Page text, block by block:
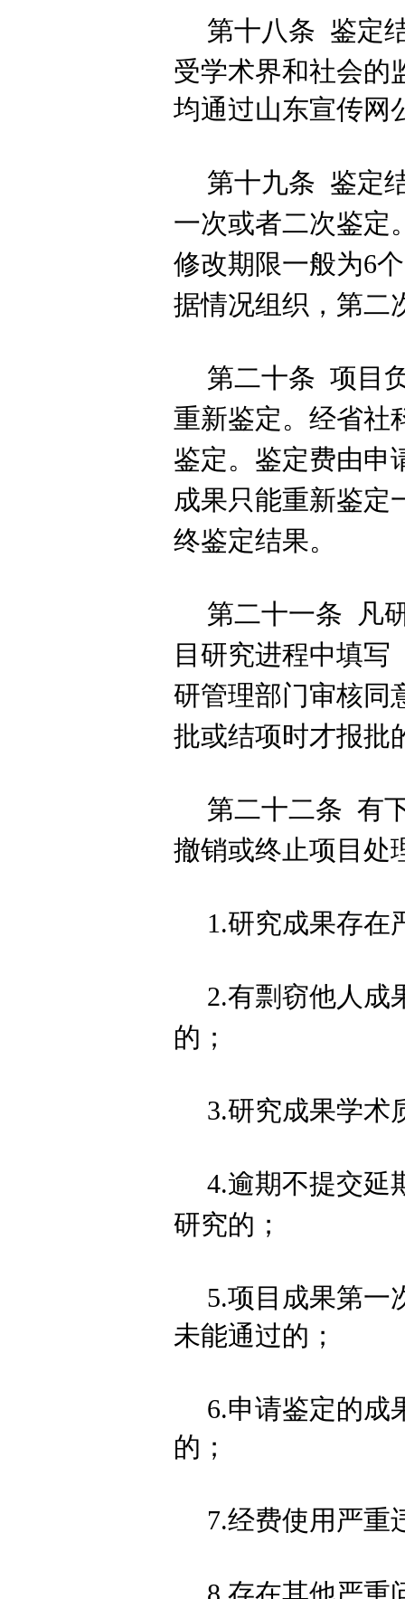
第十八条 鉴定
受学术界和社会的
均通过山东宣传网
第十九条 鉴定
一次或者二次鉴定
修改期限一般为6
据情况组织 ， 第二
第二十条 项目
重新鉴定。经省社
鉴定。 鉴定费由申
成果只能重新鉴定
终鉴定结果。
第二十一条
凡
目研究进程中填写
研管理部门审核同
批或结项时才报批
第二十二条 有
撤销或终止项目处
1.研究成果存在
2.有剽窃他人成
的 ；
3.研究成果学术
4.逾期不提交延
研究的 ；
5.项目成果第一
未能通过的 ；
6.申请鉴定的成
的 ；
7.经费使用严重